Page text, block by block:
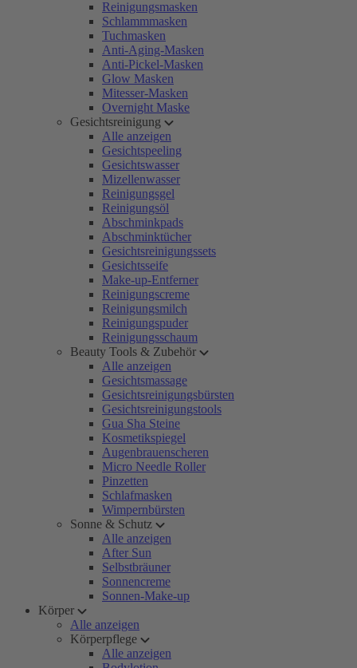
Reinigungsmasken
Schlammmasken
Tuchmasken
Anti-Aging-Masken
Anti-Pickel-Masken
Glow Masken
Mitesser-Masken
Overnight Maske
Gesichtsreinigung
Alle anzeigen
Gesichtspeeling
Gesichtswasser
Mizellenwasser
Reinigungsgel
Reinigungsöl
Abschminkpads
Abschminktücher
Gesichtsreinigungssets
Gesichtsseife
Make-up-Entferner
Reinigungscreme
Reinigungsmilch
Reinigungspuder
Reinigungsschaum
Beauty Tools & Zubehör
Alle anzeigen
Gesichtsmassage
Gesichtsreinigungsbürsten
Gesichtsreinigungstools
Gua Sha Steine
Kosmetikspiegel
Augenbrauenscheren
Micro Needle Roller
Pinzetten
Schlafmasken
Wimpernbürsten
Sonne & Schutz
Alle anzeigen
After Sun
Selbstbräuner
Sonnencreme
Sonnen-Make-up
Körper
Alle anzeigen
Körperpflege
Alle anzeigen